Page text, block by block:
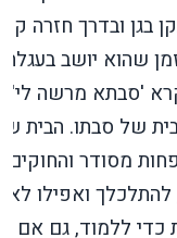
בגן ובדרך חזרה
שהוא יושב בעגלה.
'סבתא מרשה לי'
של סבתו. הבית
מסודר והחוקים
ואפילו
כדי ללמוד, גם אם